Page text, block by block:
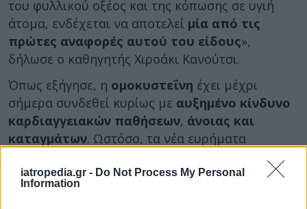
iatropedia.gr - Do Not Process My Personal
Information
του φυλλικού οξέος και της κόπωσης σε υγιή
άτομα, ενδέχεται να αποτελεί μία από τις
πρώτες αναφορές αυτού του είδους»,
δήλωσε ο καθηγητής Χιροάκι Κανούτσι.
Όπως εξήγησε, η ομοκυστεΐνη έχει μέχρι
σήμερα συνδεθεί κυρίως με αυξημένο κίνδυνο
καρδιαγγειακών παθήσεων, άνοιας και
καταγμάτων. Ωστόσο, τα νέα ευρήματα
υποδηλώνουν ότι μπορεί να σχετίζεται και με
τηνκόπωση ή τη μείωση του κινήτρου
στην
καθημερινότητα.